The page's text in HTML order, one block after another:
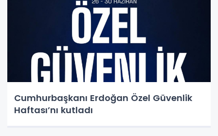
Cumhurbaşkanı Erdoğan Özel Güvenlik
Haftası’nı kutladı